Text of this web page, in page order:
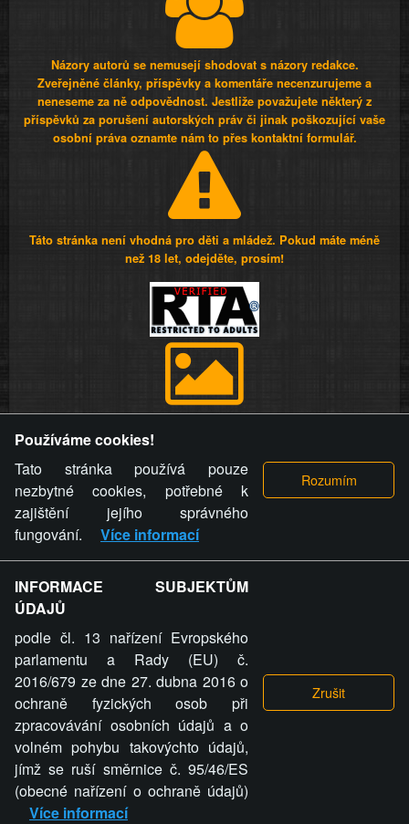
Názory autorů se nemusejí shodovat s názory redakce.
Zveřejněné články, příspěvky a komentáře necenzurujeme a
neneseme za ně odpovědnost. Jestliže považujete některý z
příspěvků za porušení autorských práv či jinak poškozující vaše
osobní práva oznamte nám to přes kontaktní formulář.
Táto stránka není vhodná pro děti a mládež. Pokud máte méně
než 18 let, odejděte, prosím!
videa a komentáře. Osoba, které se toto opatření provozovatele
stránky týče, ani osoba, která umístila fotografii nebo video na
stránku, nemůže z důvodu odstranění fotografie, videa nebo
komentáře pro výše uvedenou okolnost uplatnit vůči
provozovateli stránky žádný nárok na náhradu škody nebo
nemajetkové újmy.
ZVRÁCENÝ.CZ - Svět není zvrácenej. To jen
ty lidi...
ZVRÁCENÝ.CZ
PRAVIDLA A PODMÍNKY GDPR
Používáme cookies!
Tato stránka používá pouze
nezbytné cookies, potřebné k
zajištění jejího správného
fungování.
Více informací
INFORMACE SUBJEKTŮM
ÚDAJŮ
podle čl. 13 nařízení Evropského
parlamentu a Rady (EU) č.
2016/679 ze dne 27. dubna 2016 o
ochraně fyzických osob při
zpracovávání osobních údajů a o
volném pohybu takovýchto údajů,
jímž se ruší směrnice č. 95/46/ES
(obecné nařízení o ochraně údajů)
Více informací